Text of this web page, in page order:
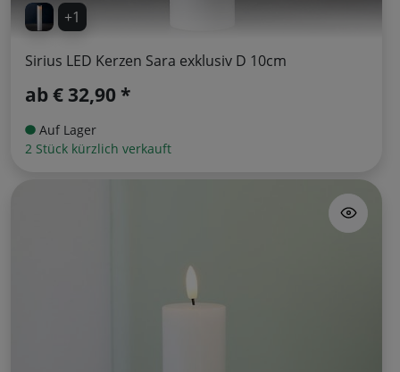
+1
Sirius LED Kerzen Sara exklusiv D 10cm
ab€ 32,90 *
Auf Lager
2 Stück kürzlich verkauft